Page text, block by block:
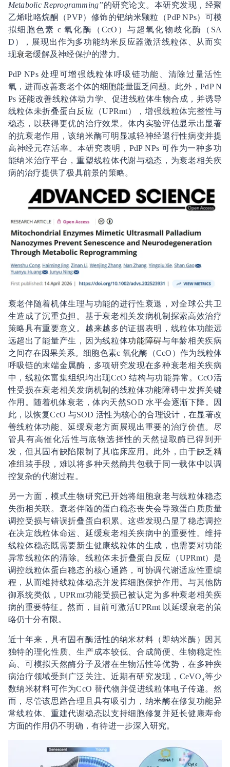
Metabolic Reprogramming”的研究论文。本研究发现，经聚
乙烯吡咯烷酮（PVP）修饰的钯纳米颗粒（PdP NPs）可模
拟细胞色素 c 氧化酶（CcO）与超氧化物歧化酶（SA
D），展现出作为多功能纳米反应器激活线粒体、从而实
现衰老缓解及神经保护的潜力。
PdP NPs 处理可增强线粒体呼吸链功能、清除过量活性
氧，进而改善衰老个体的细胞能量匮乏问题。此外，PdP N
Ps 还能改善线粒体动力学、促进线粒体生物合成，并诱导
线粒体未折叠蛋白反应（UPRmt），增强线粒体完整性与
稳态，以获得更优的治疗效果。体内实验评估显示出显著
的抗衰老作用，该纳米酶可明显减轻神经退行性病变并提
高神经元存活率。本研究表明，PdP NPs 可作为一种多功
能纳米治疗平台，重塑线粒体代谢与稳态，为衰老相关疾
病的治疗提供了极具前景的策略。
衰老伴随着机体生理与功能的进行性衰退，对全球公共卫
生造成了沉重负担。基于衰老相关发病机制探索高效治疗
策略具有重要意义。越来越多的证据表明，线粒体功能远
远超出了能量产生，因为线粒体功能障碍与年龄相关疾病
之间存在因果关系。细胞色素c 氧化酶（CcO）作为线粒体
呼吸链的末端金属酶，多项研究发现在多种衰老相关疾病
中，线粒体富集组织均出现CcO 结构与功能异常。CcO活
性受损在衰老相关发病机制的线粒体功能障碍中发挥关键
作用。随着机体衰老，体内天然SOD 水平会逐渐下降。因
此，以恢复CcO 与SOD 活性为核心的合理设计，在显著改
善线粒体功能、延缓衰老方面展现出重要的治疗价值。尽
管具有高催化活性与底物选择性的天然提取酶已得到开
发，但其固有缺陷限制了其临床应用。此外，由于缺乏精
准组装手段，难以将多种天然酶共包载于同一载体中以调
控复杂的代谢过程。
另一方面，模式生物研究已开始将细胞衰老与线粒体稳态
失衡相关联。衰老伴随的蛋白稳态丧失会导致蛋白质质量
调控受损与错误折叠蛋白积累。这些发现凸显了稳态调控
在决定线粒体命运、延缓衰老相关疾病中的重要性。维持
线粒体稳态既需要新生健康线粒体的生成，也需要对功能
异常线粒体的清除。线粒体未折叠蛋白反应（UPRmt）是
调控线粒体蛋白稳态的核心通路，可协调代谢适应性重编
程，从而维持线粒体稳态并发挥细胞保护作用。与其他防
御系统类似，UPRmt功能受损已被认定为多种衰老相关疾
病的重要特征。然而，目前可激活UPRmt 以延缓衰老的策
略仍十分有限。
近十年来，具有固有酶活性的纳米材料（即纳米酶）因其
独特的理化性质、生产成本较低、合成简便、生物稳定性
高、可模拟天然酶分子及潜在生物活性等优势，在多种疾
病治疗领域受到广泛关注。近期有研究发现，CeVO₄等少
数纳米材料可作为CcO 替代物并促进线粒体电子传递。然
而，尽管该思路合理且具有吸引力，纳米酶在修复功能异
常线粒体、重建代谢稳态以支持细胞修复并延长健康寿命
方面的作用仍不明确，有待进一步深入研究。